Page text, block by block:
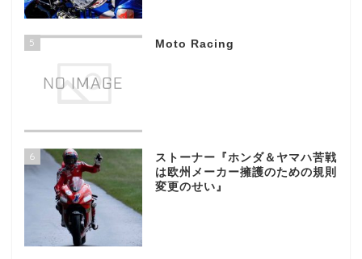
5 Moto Racing
6
ストーナー『ホンダ＆ヤマハ苦戦
は欧州メーカー擁護のための規則
変更のせい』